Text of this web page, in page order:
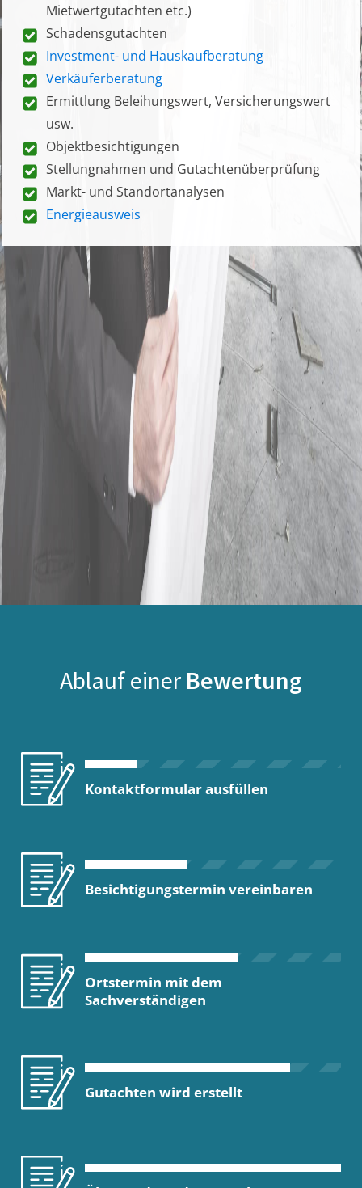
Mietwertgutachten etc.)
Schadensgutachten
Investment- und Hauskaufberatung
Verkäuferberatung
Ermittlung Beleihungswert, Versicherungswert
usw.
Objektbesichtigungen
Stellungnahmen und Gutachtenüberprüfung
Markt- und Standortanalysen
Energieausweis
Ablauf einer Bewertung
Kontaktformular ausfüllen
Besichtigungstermin vereinbaren
Ortstermin mit dem
Sachverständigen
Gutachten wird erstellt